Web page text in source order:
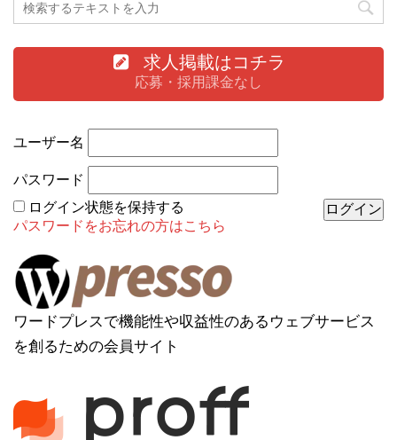
求人掲載はコチラ
応募・採用課金なし
ユーザー名
パスワード
ログイン状態を保持する
パスワードをお忘れの方はこちら
ワードプレスで機能性や収益性のあるウェブサービス
を創るための会員サイト